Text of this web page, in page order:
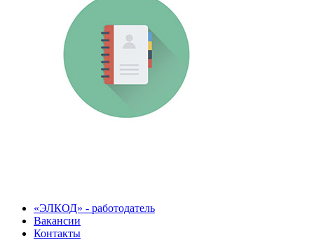
«ЭЛКОД» - работодатель
Вакансии
Контакты